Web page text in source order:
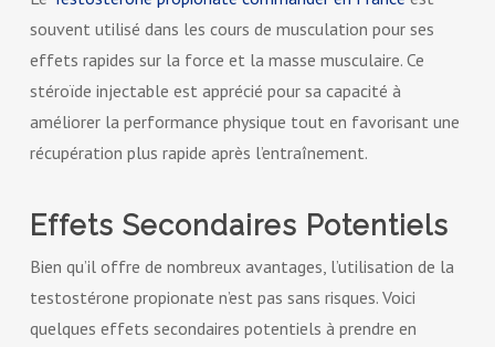
souvent utilisé dans les cours de musculation pour ses
effets rapides sur la force et la masse musculaire. Ce
stéroïde injectable est apprécié pour sa capacité à
améliorer la performance physique tout en favorisant une
récupération plus rapide après l’entraînement.
Effets Secondaires Potentiels
Bien qu’il offre de nombreux avantages, l’utilisation de la
testostérone propionate n’est pas sans risques. Voici
quelques effets secondaires potentiels à prendre en